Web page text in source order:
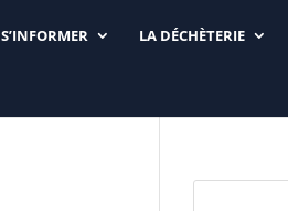
S’INFORMER LA DÉCHÈTERIE